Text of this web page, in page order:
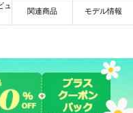
ュ
関連商品 モデル情報